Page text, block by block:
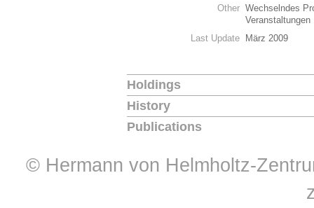
Other Wechselndes
Veranstaltungen
Last Update
März 2009
Holdings
History
Publications
© Hermann von Helmholtz-